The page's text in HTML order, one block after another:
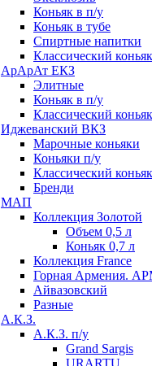
Коньяк в п/у
Коньяк в тубе
Спиртные напитки
Классический коньяк
АрАрАт ЕКЗ
Элитные
Коньяк в п/у
Классический коньяк
Иджеванский ВКЗ
Марочные коньяки
Коньяки п/у
Классический коньяк
Бренди
МАП
Коллекция Золотой
Объем 0,5 л
Коньяк 0,7 л
Коллекция France
Горная Армения.
Айвазовский
Разные
А.К.З.
А.К.З. п/у
Grand Sargis
URARTU